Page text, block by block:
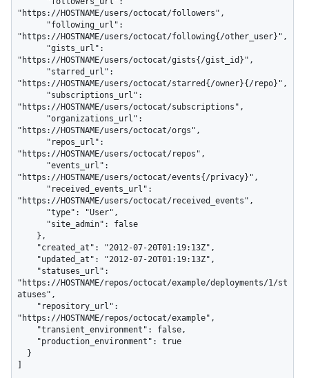
"https://HOSTNAME/users/octocat/followers",
"https://HOSTNAME/users/octocat/following{/other_user}",
"https://HOSTNAME/users/octocat/gists{/gist_id}",
"https://HOSTNAME/users/octocat/starred{/owner}{/repo}",
"https://HOSTNAME/users/octocat/subscriptions",
"https://HOSTNAME/users/octocat/orgs",
"https://HOSTNAME/users/octocat/repos",
"https://HOSTNAME/users/octocat/events{/privacy}",
"https://HOSTNAME/users/octocat/received_events",
"https://HOSTNAME/repos/octocat/example/deployments/1/st
atuses",
"https://HOSTNAME/repos/octocat/example",